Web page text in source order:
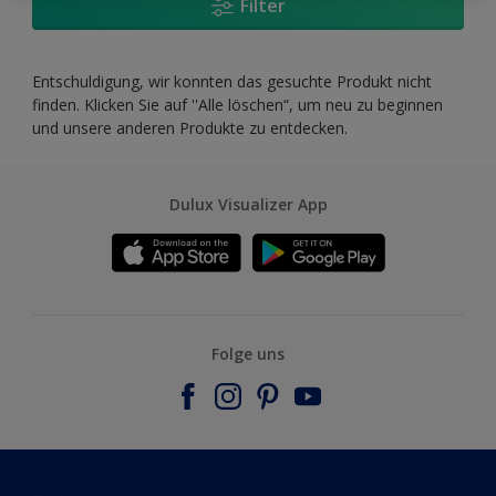
Filter
Entschuldigung, wir konnten das gesuchte Produkt nicht
finden. Klicken Sie auf ''Alle löschen“, um neu zu beginnen
und unsere anderen Produkte zu entdecken.
Dulux Visualizer App
Folge uns